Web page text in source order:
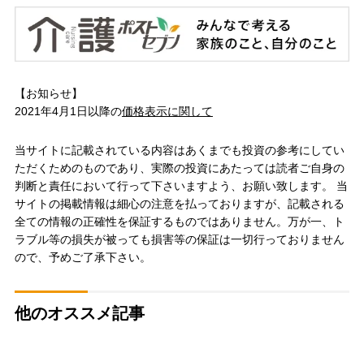
【お知らせ】
2021年4月1日以降の価格表示に関して
当サイトに記載されている内容はあくまでも投資の参考にしてい
ただくためのものであり、実際の投資にあたっては読者ご自身の
判断と責任において行って下さいますよう、お願い致します。 当
サイトの掲載情報は細心の注意を払っておりますが、記載される
全ての情報の正確性を保証するものではありません。万が一、ト
ラブル等の損失が被っても損害等の保証は一切行っておりません
ので、予めご了承下さい。
他のオススメ記事